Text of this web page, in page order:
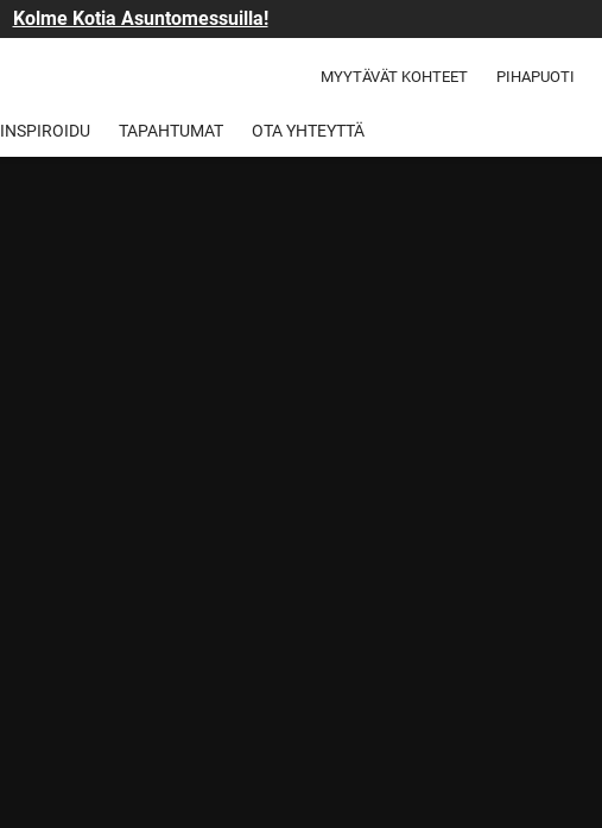
Kolme Kotia Asuntomessuilla!
MYYTÄVÄT KOHTEET PIHAPUOTI
INSPIROIDU TAPAHTUMAT OTA YHTEYTTÄ